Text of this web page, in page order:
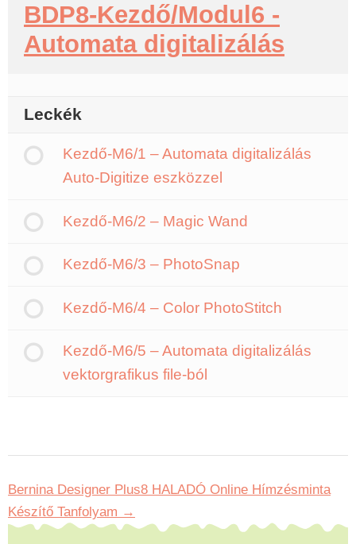
BDP8-Kezdő/Modul6 -
Automata digitalizálás
Leckék
Kezdő-M6/1 – Automata digitalizálás
Auto-Digitize eszközzel
Kezdő-M6/2 – Magic Wand
Kezdő-M6/3 – PhotoSnap
Kezdő-M6/4 – Color PhotoStitch
Kezdő-M6/5 – Automata digitalizálás
vektorgrafikus file-ból
Bernina Designer Plus8 HALADÓ Online Hímzésminta
Készítő Tanfolyam